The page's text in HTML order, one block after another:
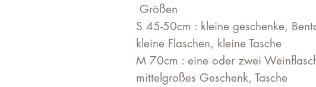
Größen
S 45-50cm : kleine geschenke,
kleine Flaschen, kleine Tasche
M 70cm : eine oder zwei
mittelgroßes Geschenk, Tasche